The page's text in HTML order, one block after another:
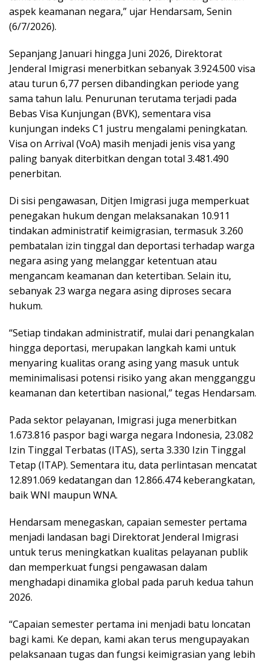
aspek keamanan negara,” ujar Hendarsam, Senin
(6/7/2026).
Sepanjang Januari hingga Juni 2026, Direktorat
Jenderal Imigrasi menerbitkan sebanyak 3.924.500 visa
atau turun 6,77 persen dibandingkan periode yang
sama tahun lalu. Penurunan terutama terjadi pada
Bebas Visa Kunjungan (BVK), sementara visa
kunjungan indeks C1 justru mengalami peningkatan.
Visa on Arrival (VoA) masih menjadi jenis visa yang
paling banyak diterbitkan dengan total 3.481.490
penerbitan.
Di sisi pengawasan, Ditjen Imigrasi juga memperkuat
penegakan hukum dengan melaksanakan 10.911
tindakan administratif keimigrasian, termasuk 3.260
pembatalan izin tinggal dan deportasi terhadap warga
negara asing yang melanggar ketentuan atau
mengancam keamanan dan ketertiban. Selain itu,
sebanyak 23 warga negara asing diproses secara
hukum.
“Setiap tindakan administratif, mulai dari penangkalan
hingga deportasi, merupakan langkah kami untuk
menyaring kualitas orang asing yang masuk untuk
meminimalisasi potensi risiko yang akan mengganggu
keamanan dan ketertiban nasional,” tegas Hendarsam.
Pada sektor pelayanan, Imigrasi juga menerbitkan
1.673.816 paspor bagi warga negara Indonesia, 23.082
Izin Tinggal Terbatas (ITAS), serta 3.330 Izin Tinggal
Tetap (ITAP). Sementara itu, data perlintasan mencatat
12.891.069 kedatangan dan 12.866.474 keberangkatan,
baik WNI maupun WNA.
Hendarsam menegaskan, capaian semester pertama
menjadi landasan bagi Direktorat Jenderal Imigrasi
untuk terus meningkatkan kualitas pelayanan publik
dan memperkuat fungsi pengawasan dalam
menghadapi dinamika global pada paruh kedua tahun
2026.
“Capaian semester pertama ini menjadi batu loncatan
bagi kami. Ke depan, kami akan terus mengupayakan
pelaksanaan tugas dan fungsi keimigrasian yang lebih